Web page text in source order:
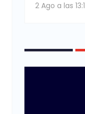
2 Ago a las